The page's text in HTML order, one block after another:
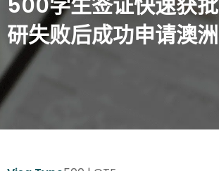
研失败后成功申请澳